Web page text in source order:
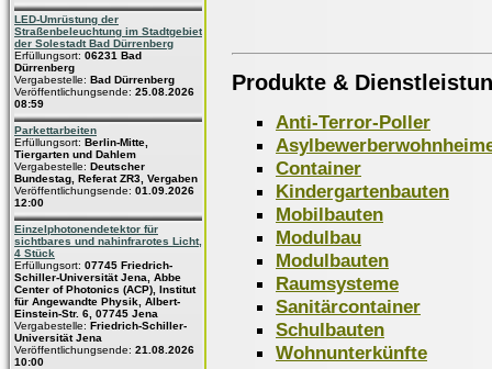
LED-Umrüstung der
Straßenbeleuchtung im Stadtgebiet
der Solestadt Bad Dürrenberg
Erfüllungsort: 06231 Bad
Dürrenberg
Vergabestelle: Bad Dürrenberg
Veröffentlichungsende: 25.08.2026
08:59
Parkettarbeiten
Erfüllungsort: Berlin-Mitte,
Tiergarten und Dahlem
Vergabestelle: Deutscher
Bundestag, Referat ZR3, Vergaben
Veröffentlichungsende: 01.09.2026
12:00
Einzelphotonendetektor für
sichtbares und nahinfrarotes Licht,
4 Stück
Erfüllungsort: 07745 Friedrich-
Schiller-Universität Jena, Abbe
Center of Photonics (ACP), Institut
für Angewandte Physik, Albert-
Einstein-Str. 6, 07745 Jena
Vergabestelle: Friedrich-Schiller-
Universität Jena
Veröffentlichungsende: 21.08.2026
10:00
Produkte &
Anti-Terror-Poller
Container
Kindergartenbauten
Mobilbauten
Modulbau
Modulbauten
Raumsysteme
Sanitärcontainer
Schulbauten
Wohnunterkünfte